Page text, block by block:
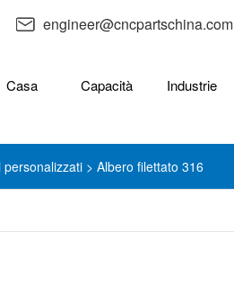
engineer@cncpartschina.com
Casa Capacità Industrie
personalizzati > Albero filettato 316